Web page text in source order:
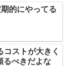
的にやってる
コストが大きく
るべきだよな